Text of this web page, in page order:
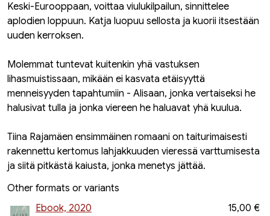
Keski-Eurooppaan, voittaa viulukilpailun, sinnittelee
aplodien loppuun. Katja luopuu sellosta ja kuorii itsestään
uuden kerroksen.
Molemmat tuntevat kuitenkin yhä vastuksen
lihasmuistissaan, mikään ei kasvata etäisyyttä
menneisyyden tapahtumiin - Alisaan, jonka vertaiseksi he
halusivat tulla ja jonka viereen he haluavat yhä kuulua.
Tiina Rajamäen ensimmäinen romaani on taiturimaisesti
rakennettu kertomus lahjakkuuden vieressä varttumisesta
ja siitä pitkästä kaiusta, jonka menetys jättää.
Other formats or variants
Ebook, 2020
15,00 €